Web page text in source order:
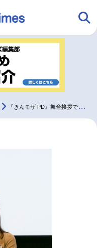
アニメ
声優記事一覧
実写化映画一覧
『きんモザ PD』舞台挨拶で天衝監督が予定外の登壇!!